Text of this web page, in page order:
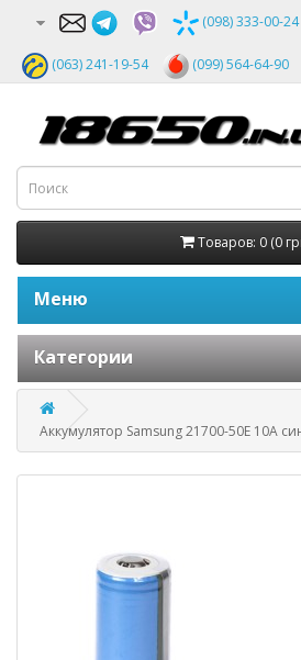
(098) 333-00-24
(063) 241-19-54 (099) 564-64-90
Товаров: 0 (0
Меню
Категории
Аккумулятор Samsung 21700-50E 10A